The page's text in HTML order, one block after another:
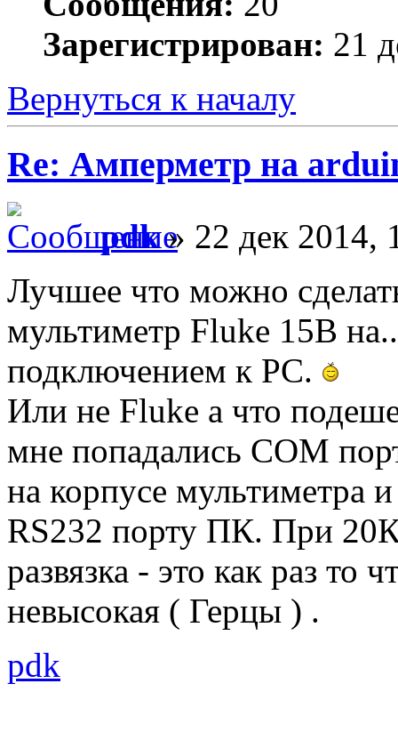
Зарегистрирован: 21
Вернуться к началу
Re: Амперметр на
pdk» 22 дек 2014,
Лучшее что можно
мультиметр Fluke 15B
подключением к PC.
Или не Fluke а что
мне попадались COM
на корпусе мультиметра
RS232 порту ПК. При
развязка - это как раз то
невысокая ( Герцы ) .
pdk